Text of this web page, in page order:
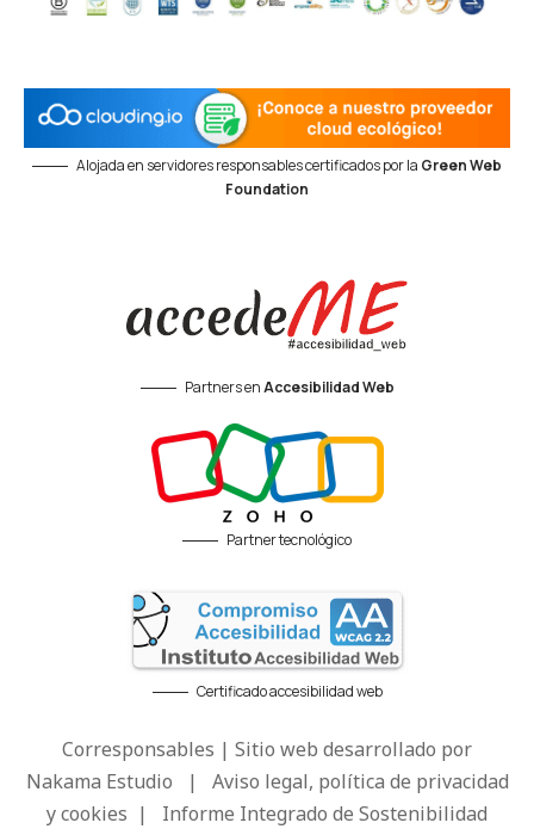
Alojada en servidores responsables certificados por la Green Web
Foundation
Partners enAccesibilidad Web
Partner tecnológico
Certificado accesibilidad web
Corresponsables | Sitio web desarrollado por
Nakama Estudio | Aviso legal, política de privacidad
y cookies | Informe Integrado de Sostenibilidad